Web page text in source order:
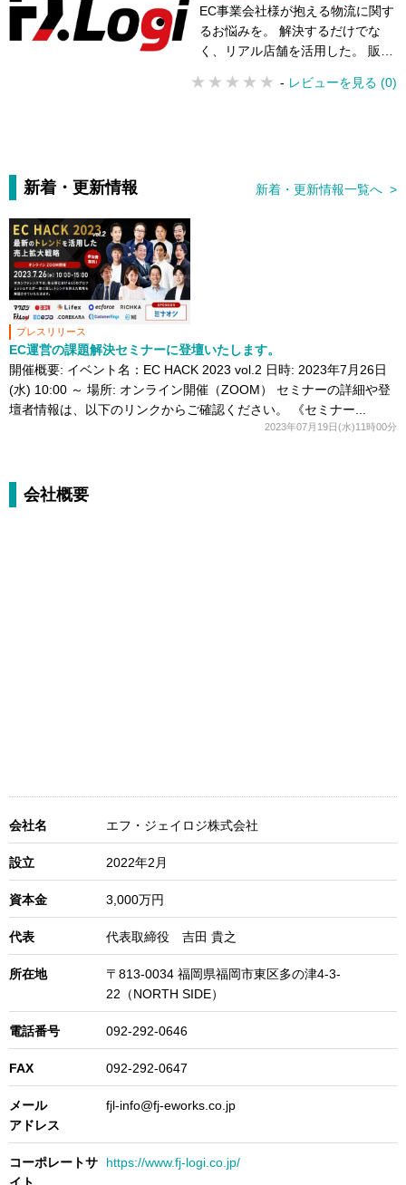
EC事業会社様が抱える物流に関す
るお悩みを。 解決するだけでな
く、リアル店舗を活用した。 販路
す
- レビューを見る (0)
新着・更新情報 新着・更新情報一覧へ >
プレスリリース
EC運営の課題解決セミナーに登壇いたします。
開催概要: イベント名：EC HACK 2023 vol.2 日時: 2023年7月26日
(水) 10:00 ～ 場所: オンライン開催（ZOOM） セミナーの詳細や登
壇者情報は、以下のリンクからご確認ください。 《セミナー...
2023年07月19日(水)11時00分
会社概要
会社名 エフ・ジェイロジ株式会社
設立 2022年2月
資本金 3,000万円
代表 代表取締役 吉田 貴之
所在地
〒813-0034 福岡県福岡市東区多の津4-3-
22（NORTH SIDE）
電話番号 092-292-0646
FAX 092-292-0647
メール
アドレス
fjl-info@fj-eworks.co.jp
コーポレートサ
イト
https://www.fj-logi.co.jp/